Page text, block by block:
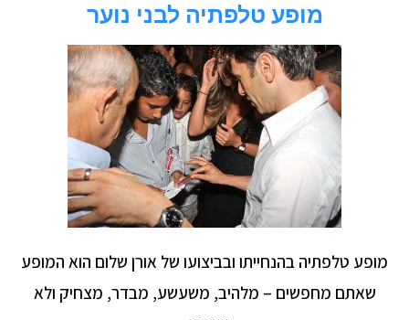
מופע טלפתיה לבני נוער
מופע טלפתיה בהנחייתו ובביצועו של אורן שלום הוא המופע
שאתם מחפשים – מלהיב, משעשע, מבדר, מצחיק ולא